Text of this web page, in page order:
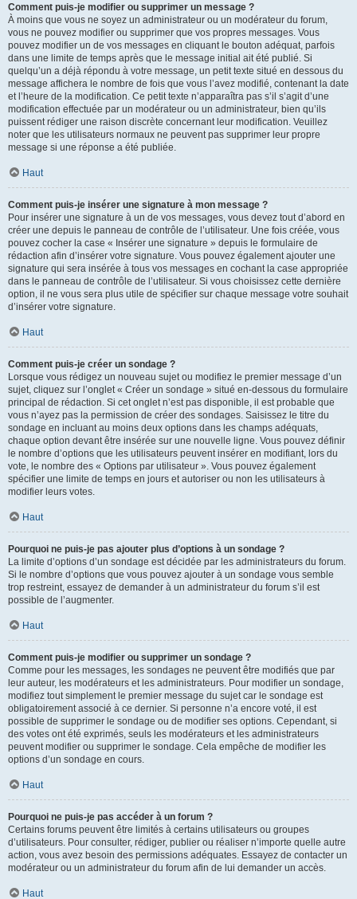
Comment puis-je modifier ou supprimer un message ?
À moins que vous ne soyez un administrateur ou un modérateur du forum,
vous ne pouvez modifier ou supprimer que vos propres messages. Vous
pouvez modifier un de vos messages en cliquant le bouton adéquat, parfois
dans une limite de temps après que le message initial ait été publié. Si
quelqu’un a déjà répondu à votre message, un petit texte situé en dessous du
message affichera le nombre de fois que vous l’avez modifié, contenant la date
et l’heure de la modification. Ce petit texte n’apparaîtra pas s’il s’agit d’une
modification effectuée par un modérateur ou un administrateur, bien qu’ils
puissent rédiger une raison discrète concernant leur modification. Veuillez
noter que les utilisateurs normaux ne peuvent pas supprimer leur propre
message si une réponse a été publiée.
Haut
Comment puis-je insérer une signature à mon message ?
Pour insérer une signature à un de vos messages, vous devez tout d’abord en
créer une depuis le panneau de contrôle de l’utilisateur. Une fois créée, vous
pouvez cocher la case « Insérer une signature » depuis le formulaire de
rédaction afin d’insérer votre signature. Vous pouvez également ajouter une
signature qui sera insérée à tous vos messages en cochant la case appropriée
dans le panneau de contrôle de l’utilisateur. Si vous choisissez cette dernière
option, il ne vous sera plus utile de spécifier sur chaque message votre souhait
d’insérer votre signature.
Haut
Comment puis-je créer un sondage ?
Lorsque vous rédigez un nouveau sujet ou modifiez le premier message d’un
sujet, cliquez sur l’onglet « Créer un sondage » situé en-dessous du formulaire
principal de rédaction. Si cet onglet n’est pas disponible, il est probable que
vous n’ayez pas la permission de créer des sondages. Saisissez le titre du
sondage en incluant au moins deux options dans les champs adéquats,
chaque option devant être insérée sur une nouvelle ligne. Vous pouvez définir
le nombre d’options que les utilisateurs peuvent insérer en modifiant, lors du
vote, le nombre des « Options par utilisateur ». Vous pouvez également
spécifier une limite de temps en jours et autoriser ou non les utilisateurs à
modifier leurs votes.
Haut
Pourquoi ne puis-je pas ajouter plus d’options à un sondage ?
La limite d’options d’un sondage est décidée par les administrateurs du forum.
Si le nombre d’options que vous pouvez ajouter à un sondage vous semble
trop restreint, essayez de demander à un administrateur du forum s’il est
possible de l’augmenter.
Haut
Comment puis-je modifier ou supprimer un sondage ?
Comme pour les messages, les sondages ne peuvent être modifiés que par
leur auteur, les modérateurs et les administrateurs. Pour modifier un sondage,
modifiez tout simplement le premier message du sujet car le sondage est
obligatoirement associé à ce dernier. Si personne n’a encore voté, il est
possible de supprimer le sondage ou de modifier ses options. Cependant, si
des votes ont été exprimés, seuls les modérateurs et les administrateurs
peuvent modifier ou supprimer le sondage. Cela empêche de modifier les
options d’un sondage en cours.
Haut
Pourquoi ne puis-je pas accéder à un forum ?
Certains forums peuvent être limités à certains utilisateurs ou groupes
d’utilisateurs. Pour consulter, rédiger, publier ou réaliser n’importe quelle autre
action, vous avez besoin des permissions adéquates. Essayez de contacter un
modérateur ou un administrateur du forum afin de lui demander un accès.
Haut